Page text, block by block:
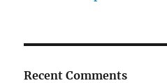
Recent Comments